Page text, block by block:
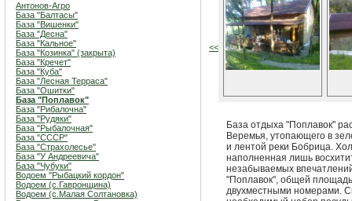
Антонов-Агро
База "Балтасы"
База "Вишенки"
База "Десна"
База "Кальное"
База "Козинка" (закрыта)
База "Кречет"
База "Куба"
База "Лесная Терраса"
База "Ошитки"
База "Поплавок"
База "Рибалочна"
База "Рудяки"
База "Рыбалочная"
База "СССР"
База "Страхолесье"
База "У Андреевича"
База "Чубуки"
Водоем "Рыбацкий кордон"
Водоем (с.Гавронщина)
Водоем (с.Малая Солтановка)
<<
База отдыха "Поплавок"
Веремья, утопающего в
и лентой реки Бобрица.
наполненная лишь
незабываемых
"Поплавок", общей
двухместными номерами.